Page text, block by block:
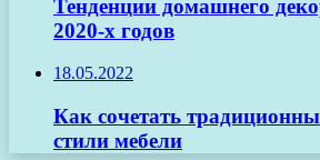
Тенденции домашнего
2020-х годов
18.05.2022
Как сочетать
стили мебели